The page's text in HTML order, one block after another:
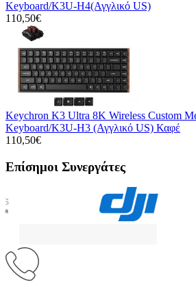
Keyboard/K3U-H4(Αγγλικό US)
110,50€
Keychron K3 Ultra 8K Wireless Custom
Keyboard/K3U-H3 (Αγγλικό US) Καφέ
110,50€
Επίσημοι Συνεργάτες